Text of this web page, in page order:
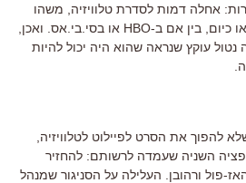
אחלה דמות לסדרת טלוויזיה, משהו
שהיה הולך נהדר בסבנטיז. או כיום, בין אם ב-HBO או בסי.בי.אס. ואכן,
נטול עוקץ שנראה שהוא היה יכול להיות
להפוך את הסרט לפיילוט לטלוויזיה,
השניה שעמדה לרשותם: להחזיר
פול ורהובן. העלילה על הסניגור שמנהל